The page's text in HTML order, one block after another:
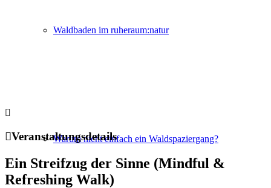
Waldbaden im ruheraum:natur
Warum nicht einfach ein Waldspaziergang?
Veranstaltungsdetails
Ein Streifzug der Sinne (Mindful &
Refreshing Walk)